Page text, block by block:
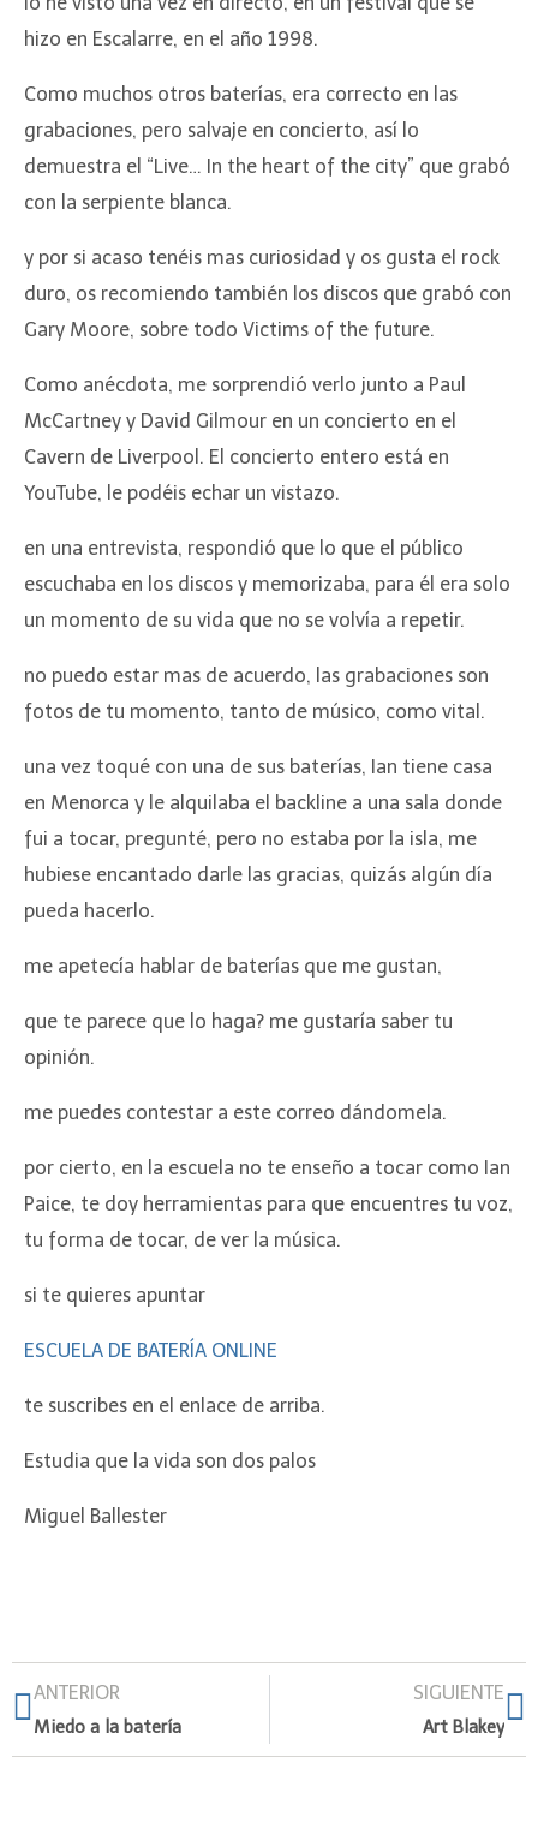
hizo en Escalarre, en el año 1998.
Como muchos otros baterías, era correcto en las
grabaciones, pero salvaje en concierto, así lo
demuestra el “Live… In the heart of the city” que grabó
con la serpiente blanca.
y por si acaso tenéis mas curiosidad y os gusta el rock
duro, os recomiendo también los discos que grabó con
Gary Moore, sobre todo Victims of the future.
Como anécdota, me sorprendió verlo junto a Paul
McCartney y David Gilmour en un concierto en el
Cavern de Liverpool. El concierto entero está en
YouTube, le podéis echar un vistazo.
en una entrevista, respondió que lo que el público
escuchaba en los discos y memorizaba, para él era solo
un momento de su vida que no se volvía a repetir.
no puedo estar mas de acuerdo, las grabaciones son
fotos de tu momento, tanto de músico, como vital.
una vez toqué con una de sus baterías, Ian tiene casa
en Menorca y le alquilaba el backline a una sala donde
fui a tocar, pregunté, pero no estaba por la isla, me
hubiese encantado darle las gracias, quizás algún día
pueda hacerlo.
me apetecía hablar de baterías que me gustan,
que te parece que lo haga? me gustaría saber tu
opinión.
me puedes contestar a este correo dándomela.
por cierto, en la escuela no te enseño a tocar como Ian
Paice, te doy herramientas para que encuentres tu voz,
tu forma de tocar, de ver la música.
si te quieres apuntar
ESCUELA DE BATERÍA ONLINE
te suscribes en el enlace de arriba.
Estudia que la vida son dos palos
Miguel Ballester
ANTERIOR
Miedo a la batería
SIGUIENTE
Art Blakey